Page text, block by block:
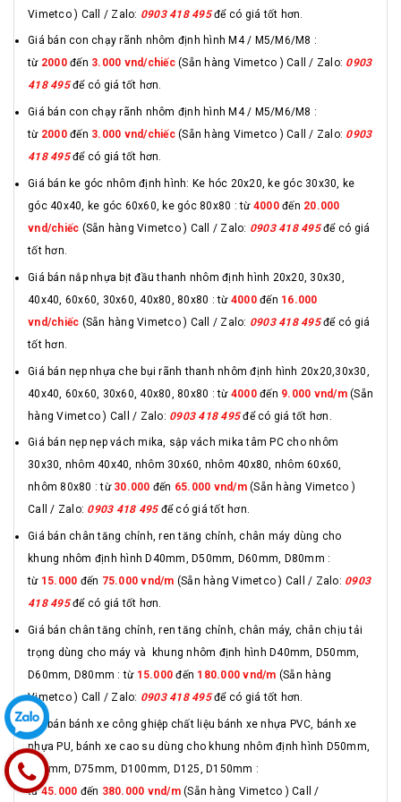
Vimetco ) Call / Zalo: 0903 418 495để có giá tốt hơn.
Giá bán con chạy rãnh nhôm định hình M4 / M5/M6/M8 :
từ 2000đến 3.000 vnd/chiếc(Sẵn hàng Vimetco ) Call / Zalo: 0903
418 495để có giá tốt hơn.
Giá bán con chạy rãnh nhôm định hình M4 / M5/M6/M8 :
từ 2000đến 3.000 vnd/chiếc(Sẵn hàng Vimetco ) Call / Zalo: 0903
418 495để có giá tốt hơn.
Giá bán ke góc nhôm định hình: Ke hóc 20x20, ke góc 30x30, ke
góc 40x40, ke góc 60x60, ke góc 80x80 : từ 4000đến 20.000
vnd/chiếc (Sẵn hàng Vimetco ) Call / Zalo: 0903 418 495để có giá
tốt hơn.
Giá bán nắp nhựa bịt đầu thanh nhôm định hình 20x20, 30x30,
40x40, 60x60, 30x60, 40x80, 80x80 : từ 4000đến 16.000
vnd/chiếc (Sẵn hàng Vimetco ) Call / Zalo: 0903 418 495để có giá
tốt hơn.
Giá bán nẹp nhựa che bụi rãnh thanh nhôm định hình 20x20,30x30,
40x40, 60x60, 30x60, 40x80, 80x80 : từ 4000đến 9.000 vnd/m(Sẵn
hàng Vimetco ) Call / Zalo: 0903 418 495để có giá tốt hơn.
Giá bán nẹp nẹp vách mika, sập vách mika tâm PC cho nhôm
30x30, nhôm 40x40, nhôm 30x60, nhôm 40x80, nhôm 60x60,
nhôm 80x80 : từ 30.000 đến 65.000 vnd/m(Sẵn hàng Vimetco )
Call / Zalo: 0903 418 495để có giá tốt hơn.
Giá bán chân tăng chỉnh, ren tăng chỉnh, chân máy dùng cho
khung nhôm định hình D40mm, D50mm, D60mm, D80mm :
từ 15.000 đến 75.000 vnd/m (Sẵn hàng Vimetco ) Call / Zalo: 0903
418 495để có giá tốt hơn.
Giá bán chân tăng chỉnh, ren tăng chỉnh, chân máy, chân chịu tải
trọng dùng cho máy và khung nhôm định hình D40mm, D50mm,
D60mm, D80mm : từ 15.000 đến 180.000 vnd/m (Sẵn hàng
Vimetco ) Call / Zalo: 0903 418 495để có giá tốt hơn.
Giá bán bánh xe công ghiệp chất liệu bánh xe nhựa PVC, bánh xe
nhựa PU, bánh xe cao su dùng cho khung nhôm định hình D50mm,
D60mm, D75mm, D100mm, D125, D150mm :
từ45.000 đến 380.000 vnd/m(Sẵn hàng Vimetco ) Call /